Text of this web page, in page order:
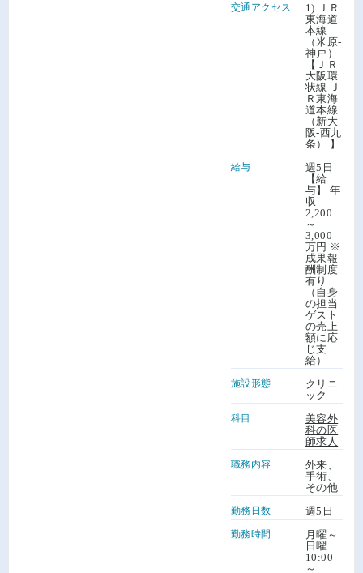
交通アクセス
1) ＪＲ
東海道
本線
（米原-
神戸）
【ＪＲ
大阪環
状線 Ｊ
Ｒ東海
道本線
（新大
阪-西九
条） 】
給与
週5日
【給
与】 年
収
2,200
～
3,000
万円 ※
成果報
酬制度
有り
（自身
の担当
ゲスト
の売上
額に応
じ支
給）
施設形態
クリニ
ック
科目
美容外
科の医
師求人
職務内容
外来、
手術、
その他
勤務日数 週5日
勤務時間
月曜～
日曜
10:00
～